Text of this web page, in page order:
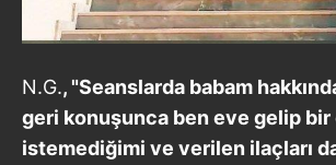
N.G., "Seanslarda babam
geri konuşunca ben eve gelip bir
istemediğimi ve verilen ilaçları